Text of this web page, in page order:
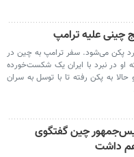
چینی علیه ترامپ
پکن می‌شود. سفر ترامپ به چین در
در نبرد با ایران یک شکست‌خورده
حالا به پکن رفته تا با توسل به سران
چین گفتگوی
داشت